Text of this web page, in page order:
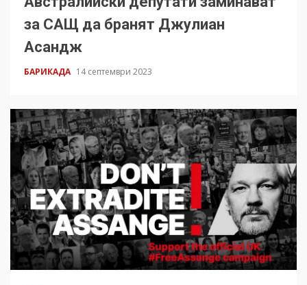
за САЩ да бранят Джулиан
Асандж
БАРИКАДА 14 септември 2023